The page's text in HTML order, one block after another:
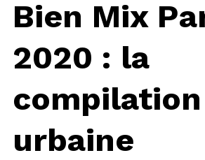
Bien Mix
2020 : la
compilation
urbaine